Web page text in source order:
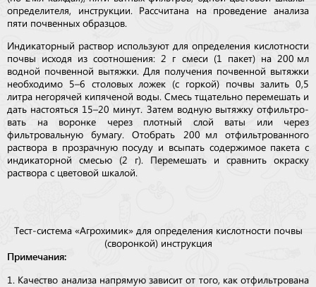
определителя, инструкции. Рассчитана на проведение анализа
пяти почвенных образцов.
Индикаторный раствор используют для определения кис­лот­ности
почвы исходя из соотношения: 2 г смеси (1 пакет) на 200 мл
водной почвенной вытяжки. Для получения почвенной вытяжки
необходимо 5–6 столовых ложек (с горкой) почвы залить 0,5
литра негорячей кипяченой воды. Смесь тщательно пе­ре­ме­шать и
дать настояться 15–20 минут. Затем водную вытяжку от­филь­тро­
вать на во­рон­ке через плотный слой ваты или через
фильтровальную бу­магу. Отобрать 200 мл отфильтрованного
раствора в прозрачную посуду и всыпать содержимое пакета с
индикаторной смесью (2 г). Перемешать и сравнить окраску
раствора с цветовой шкалой.
Тест-система «Агрохимик» для определения кислотности почвы
(с воронкой) инструкция
Примечания:
1. Качество анализа напрямую зависит от того, как отфильтрована